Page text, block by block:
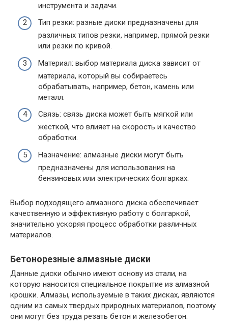
инструмента и задачи.
Тип резки: разные диски предназначены для
различных типов резки, например, прямой резки
или резки по кривой.
Материал: выбор материала диска зависит от
материала, который вы собираетесь
обрабатывать, например, бетон, камень или
металл.
Связь: связь диска может быть мягкой или
жесткой, что влияет на скорость и качество
обработки.
Назначение: алмазные диски могут быть
предназначены для использования на
бензиновых или электрических болгарках.
Выбор подходящего алмазного диска обеспечивает
качественную и эффективную работу с болгаркой,
значительно ускоряя процесс обработки различных
материалов.
Бетонорезные алмазные диски
Данные диски обычно имеют основу из стали, на
которую наносится специальное покрытие из алмазной
крошки. Алмазы, используемые в таких дисках, являются
одним из самых твердых природных материалов, поэтому
они могут без труда резать бетон и железобетон.